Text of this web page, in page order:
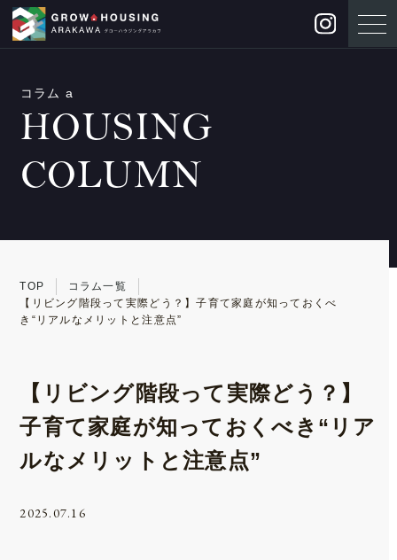
コラム a
HOUSING
COLUMN
TOP
コラム一覧
【リビング階段って実際どう？】子育て家庭が知っておくべ
き“リアルなメリットと注意点”
【リビング階段って実際どう？】
子育て家庭が知っておくべき“リア
ルなメリットと注意点”
2025.07.16